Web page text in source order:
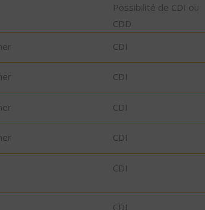
Possibilité de CDI ou
CDD
CDI
CDI
CDI
CDI
CDI
CDI